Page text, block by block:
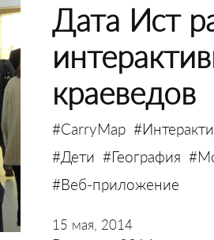
Дата Ист
краеведов
#CarryMap
#Дети #География
#Веб-приложение
15 мая, 2014